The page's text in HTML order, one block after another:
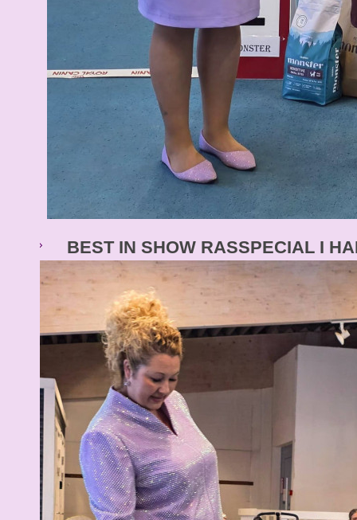
BEST IN SHOW RASSPECIAL I